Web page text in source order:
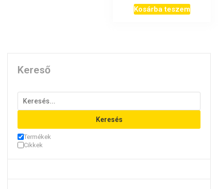
Kosárba teszem
Kereső
Keresés
Termékek
Cikkek